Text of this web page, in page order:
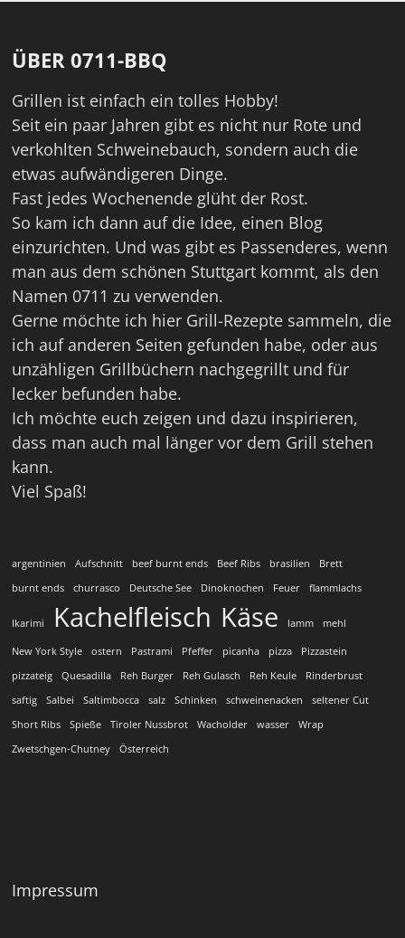
ÜBER 0711-BBQ
Grillen ist einfach ein tolles Hobby!
Seit ein paar Jahren gibt es nicht nur Rote und
verkohlten Schweinebauch, sondern auch die
etwas aufwändigeren Dinge.
Fast jedes Wochenende glüht der Rost.
So kam ich dann auf die Idee, einen Blog
einzurichten. Und was gibt es Passenderes, wenn
man aus dem schönen Stuttgart kommt, als den
Namen 0711 zu verwenden.
Gerne möchte ich hier Grill-Rezepte sammeln, die
ich auf anderen Seiten gefunden habe, oder aus
unzähligen Grillbüchern nachgegrillt und für
lecker befunden habe.
Ich möchte euch zeigen und dazu inspirieren,
dass man auch mal länger vor dem Grill stehen
kann.
Viel Spaß!
argentinien Aufschnitt beef burnt ends Beef Ribs brasilien
Brett
burnt ends
churrasco Deutsche See Dinoknochen Feuer flammlachs
Ikarimi Kachelfleisch Käse lamm mehl
New York Style ostern Pastrami Pfeffer picanha pizza
Pizzastein
pizzateig
Quesadilla Reh Burger Reh Gulasch Reh Keule
Rinderbrust
saftig
Salbei Saltimbocca salz Schinken schweinenacken
seltener Cut
Short Ribs
Spieße Tiroler Nussbrot Wacholder wasser
Wrap
Zwetschgen-Chutney
Österreich
Impressum